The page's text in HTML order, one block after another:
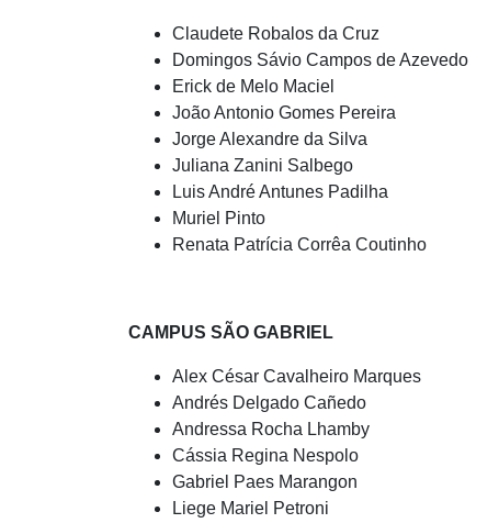
Claudete Robalos da Cruz
Domingos Sávio Campos de Azevedo
Erick de Melo Maciel
João Antonio Gomes Pereira
Jorge Alexandre da Silva
Juliana Zanini Salbego
Luis André Antunes Padilha
Muriel Pinto
Renata Patrícia Corrêa Coutinho
CAMPUS SÃO GABRIEL
Alex César Cavalheiro Marques
Andrés Delgado Cañedo
Andressa Rocha Lhamby
Cássia Regina Nespolo
Gabriel Paes Marangon
Liege Mariel Petroni